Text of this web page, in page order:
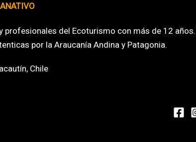
profesionales del Ecoturismo con más de 12
por la Araucanía Andina y Patagonia.
Chile